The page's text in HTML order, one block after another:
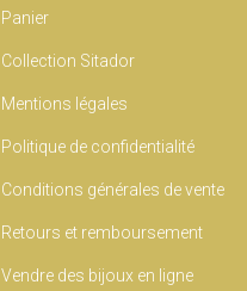
Panier
Collection Sitador
Mentions légales
Politique de confidentialité
Conditions générales de vente
Retours et remboursement
Vendre des bijoux en ligne